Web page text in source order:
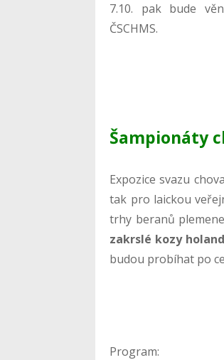
7.10. pak bude
ČSCHMS.
Šampionáty
Expozice svazu
tak pro laickou
trhy beranů plemene
zakrslé kozy
budou probíhat po
Program: